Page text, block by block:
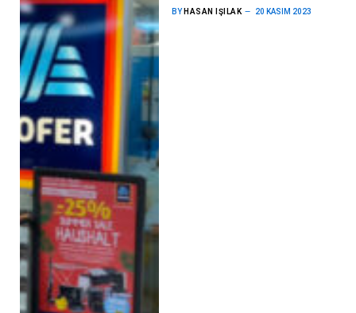
BY HASAN IŞILAK 20 KASIM 2023